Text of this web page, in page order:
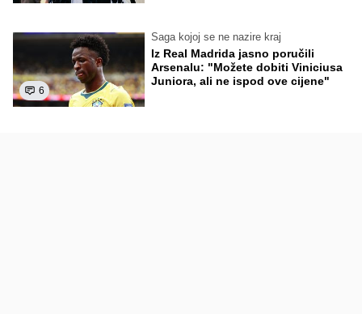
6
Saga kojoj se ne nazire kraj
Iz Real Madrida jasno poručili
Arsenalu: "Možete dobiti Viniciusa
Juniora, ali ne ispod ove cijene"